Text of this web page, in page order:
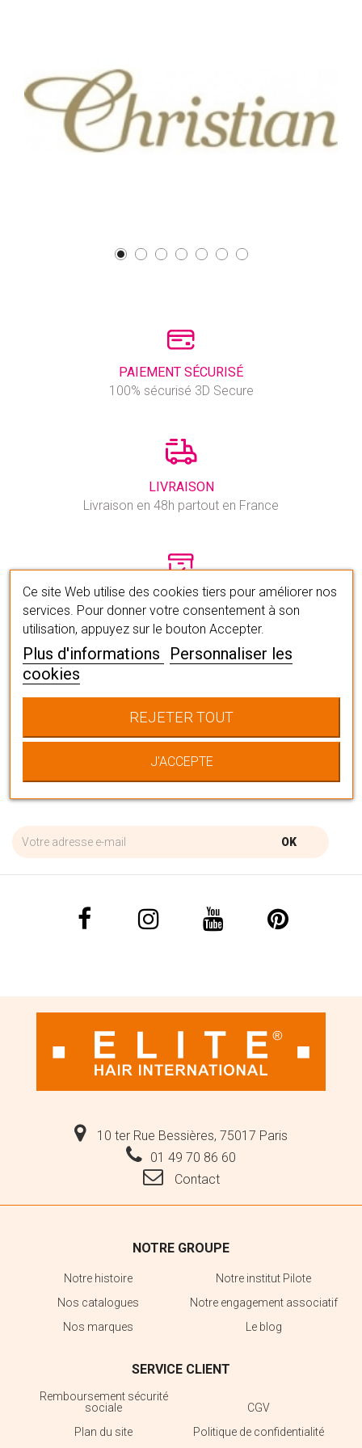
PAIEMENT SÉCURISÉ
100% sécurisé 3D Secure
LIVRAISON
Livraison en 48h partout en France
FRAIS DE PORTS OFFERTS
à partir de 75 euros d’achat
1€ REVERSÉ AU CEW
pour chaque commande
RECEVEZ NOTRE NEWSLETTER
OK
Ce site Web utilise des cookies tiers pour améliorer nos
services. Pour donner votre consentement à son
utilisation, appuyez sur le bouton Accepter.
Plus d'informations
Personnaliser les
cookies
REJETER TOUT
J'ACCEPTE
10 ter Rue Bessières, 75017 Paris
01 49 70 86 60
Contact
NOTRE GROUPE
Notre histoire
Notre institut Pilote
Nos catalogues
Notre engagement associatif
Nos marques
Le blog
SERVICE CLIENT
Remboursement sécurité
sociale
CGV
Plan du site
Politique de confidentialité